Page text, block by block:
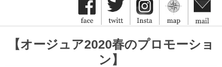
HOME
ホーム
【オージュア2020春のプロモーショ
ン】